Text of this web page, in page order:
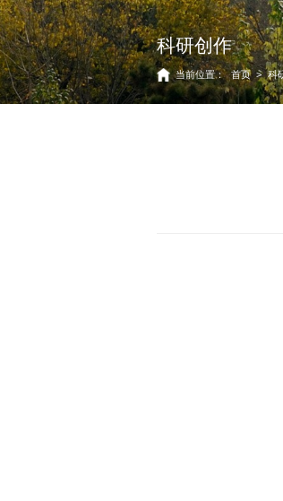
科研创作
当前位置： 首页 > 科